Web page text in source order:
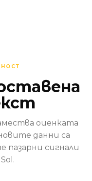
оценката
данни са
пазарни сигнали